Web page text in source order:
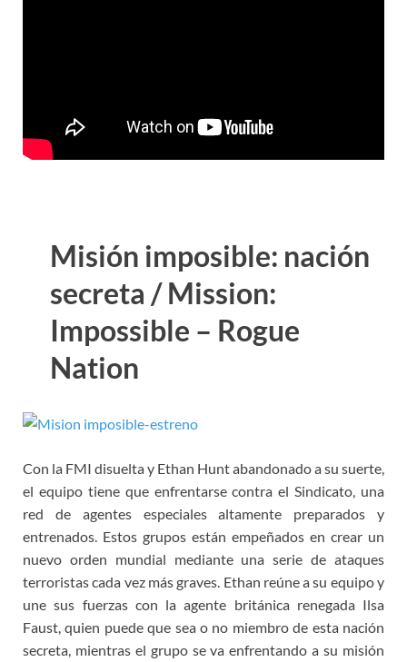
Misión imposible: nación
secreta / Mission:
Impossible – Rogue
Nation
Con la FMI disuelta y Ethan Hunt abandonado a su suerte,
el equipo tiene que enfrentarse contra el Sindicato, una
red de agentes especiales altamente preparados y
entrenados. Estos grupos están empeñados en crear un
nuevo orden mundial mediante una serie de ataques
terroristas cada vez más graves. Ethan reúne a su equipo y
une sus fuerzas con la agente británica renegada Ilsa
Faust, quien puede que sea o no miembro de esta nación
secreta, mientras el grupo se va enfrentando a su misión